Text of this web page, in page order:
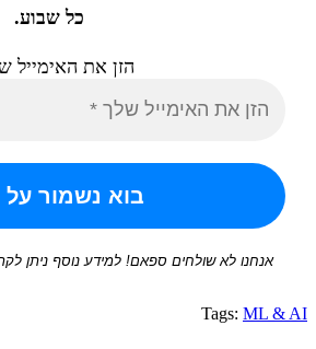
כל שבוע.
הזן את האימייל שלך*
לא שולחים ספאם! למידע נוסף ניתן לקרוא את
Tags: